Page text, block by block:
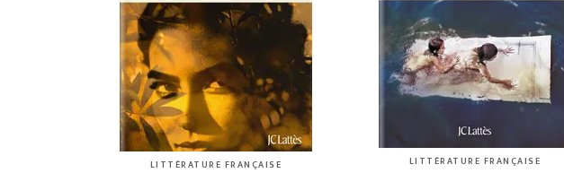
LITTÉRATURE FRANÇAISE LITTÉRATURE FRANÇAISE